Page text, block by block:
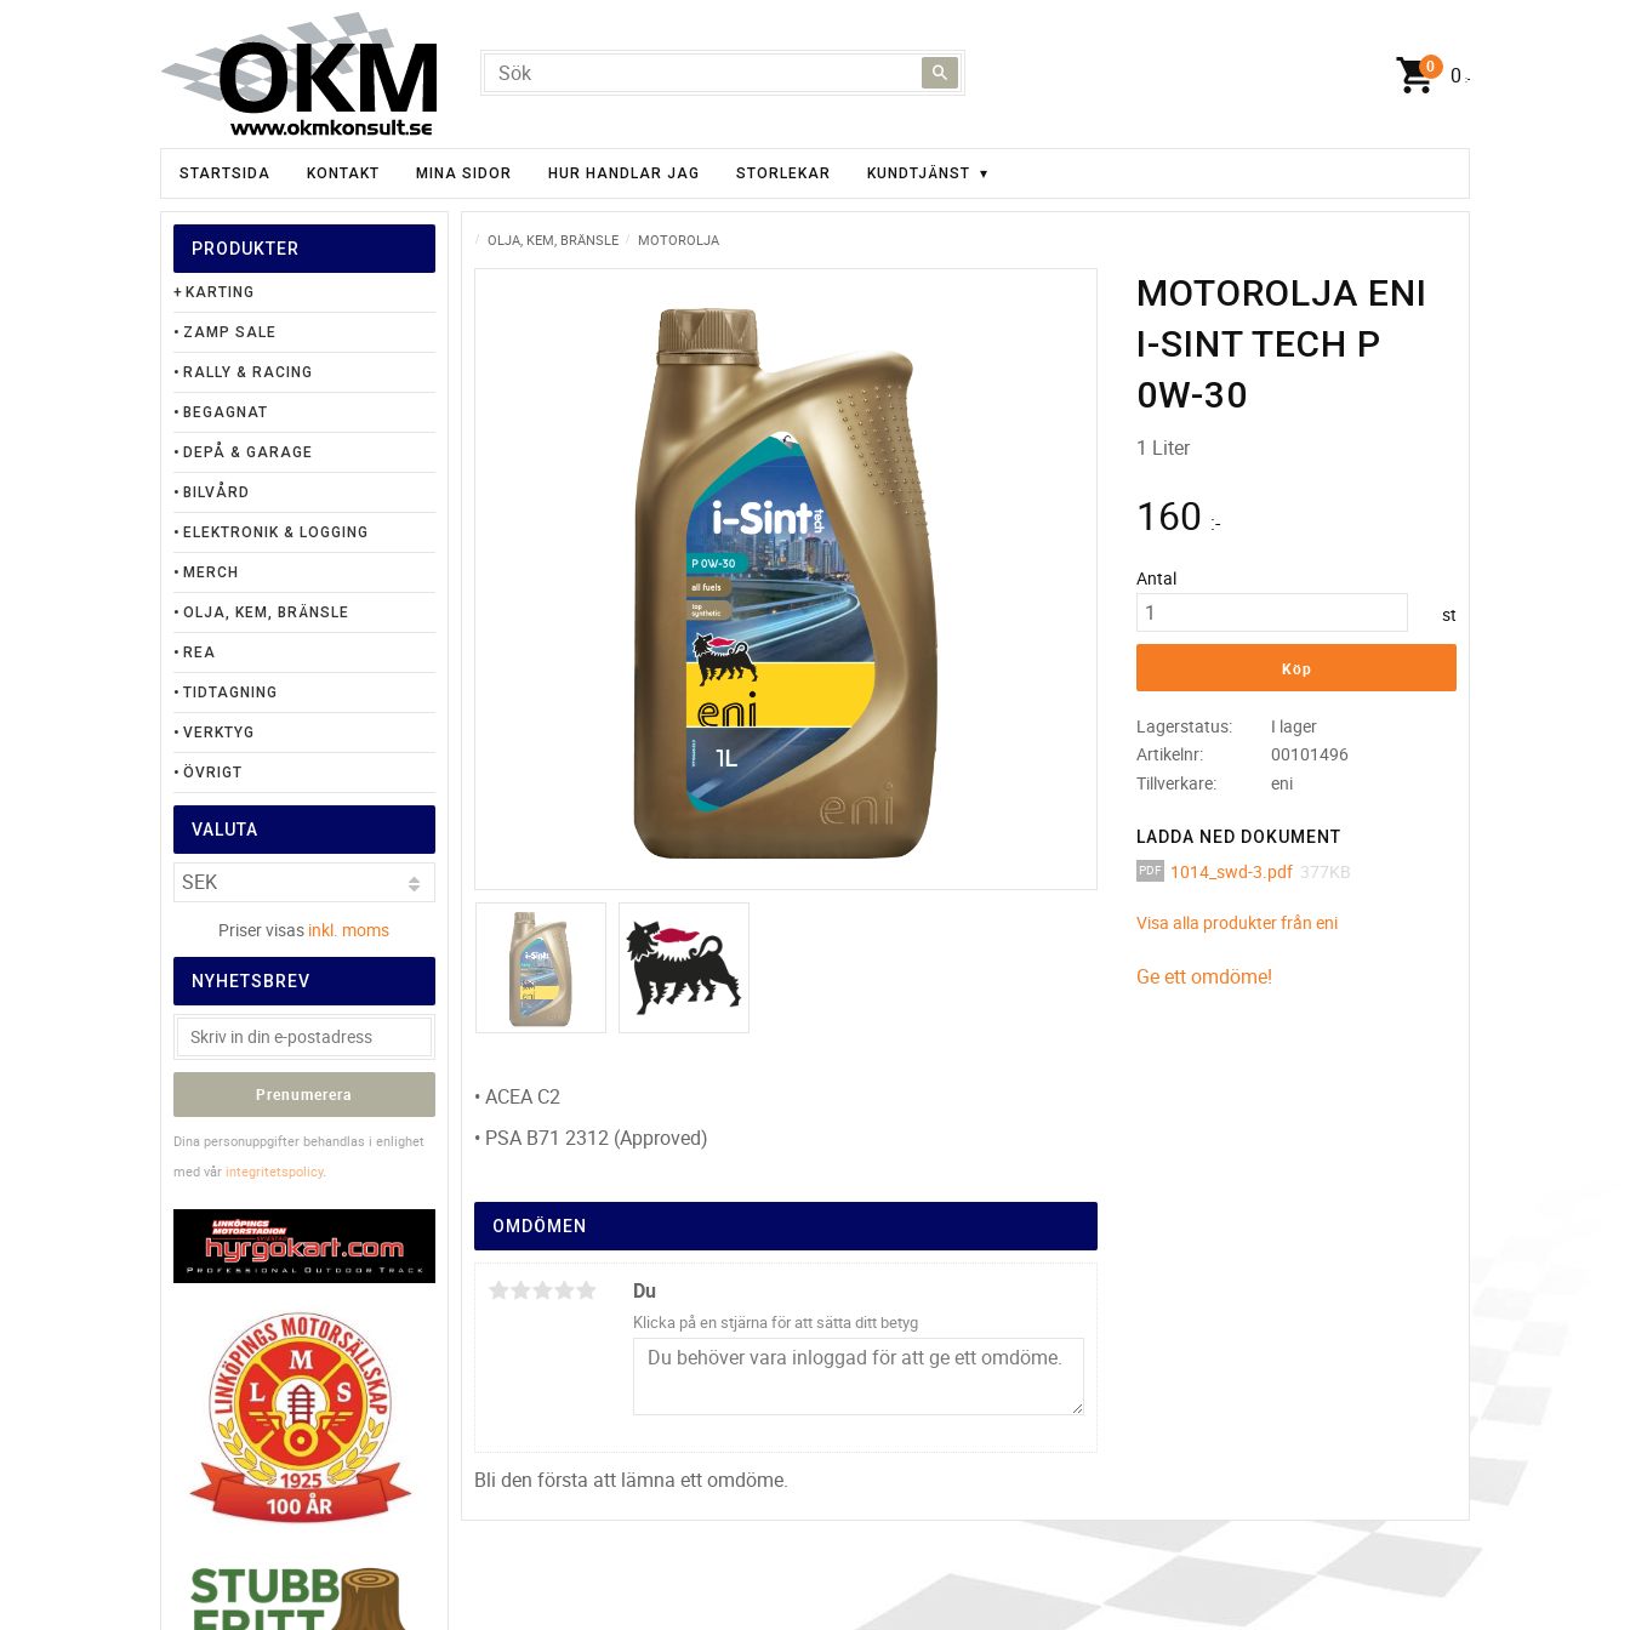
0 :-
STARTSIDA KONTAKT MINA SIDOR HUR HANDLAR JAG STORLEKAR KUNDTJÄNST
OLJA, KEM, BRÄNSLE MOTOROLJA
MOTOROLJA ENI
I-SINT TECH P
0W-30
1 Liter
160 :-
Antal
st
Köp
Lagerstatus
I lager
Artikelnr
00101496
Tillverkare
eni
LADDA NED DOKUMENT
1014_swd-3.pdf 377KB
Visa alla produkter från eni
Ge ett omdöme!
• ACEA C2
• PSA B71 2312 (Approved)
OMDÖMEN
Du
Klicka på en stjärna för att sätta ditt betyg
Bli den första att lämna ett omdöme.
PRODUKTER
KARTING
ZAMP SALE
RALLY & RACING
BEGAGNAT
DEPÅ & GARAGE
BILVÅRD
ELEKTRONIK & LOGGING
MERCH
OLJA, KEM, BRÄNSLE
REA
TIDTAGNING
VERKTYG
ÖVRIGT
VALUTA
Priser visas inkl. moms
NYHETSBREV
Prenumerera
Dina personuppgifter behandlas i enlighet
med vår integritetspolicy.